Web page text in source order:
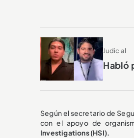
Judicial
Habló
Según el secretario de
con el apoyo de
Investigations (HSI).